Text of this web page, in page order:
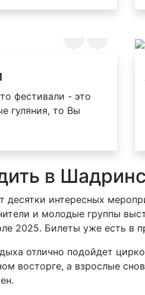
фестивали - это
гуляния, то Вы
в
десятки интересных
и молодые группы
2025. Билеты уже есть в
отлично подойдет
восторге, а взрослые